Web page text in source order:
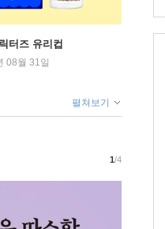
터즈 유리컵
08월 31일
펼쳐보기
1/4